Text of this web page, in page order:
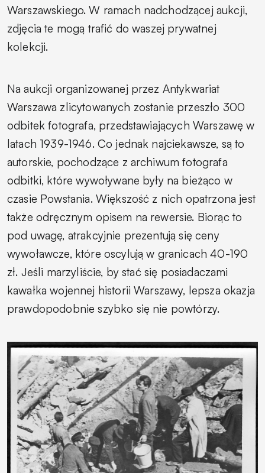
Warszawskiego. W ramach nadchodzącej aukcji,
zdjęcia te mogą trafić do waszej prywatnej
kolekcji.
Na aukcji organizowanej przez Antykwariat
Warszawa zlicytowanych zostanie przeszło 300
odbitek fotografa, przedstawiających Warszawę w
latach 1939-1946. Co jednak najciekawsze, są to
autorskie, pochodzące z archiwum fotografa
odbitki, które wywoływane były na bieżąco w
czasie Powstania. Większość z nich opatrzona jest
także odręcznym opisem na rewersie. Biorąc to
pod uwagę, atrakcyjnie prezentują się ceny
wywoławcze, które oscylują w granicach 40-190
zł. Jeśli marzyliście, by stać się posiadaczami
kawałka wojennej historii Warszawy, lepsza okazja
prawdopodobnie szybko się nie powtórzy.